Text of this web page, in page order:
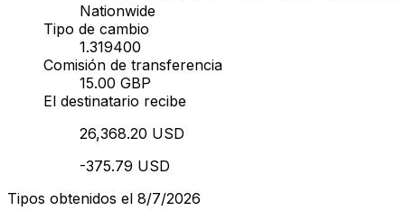
Nationwide
Tipo de cambio
1.319400
Comisión de transferencia
15.00 GBP
El destinatario recibe
26,368.20 USD
-375.79 USD
Tipos obtenidos el 8/7/2026